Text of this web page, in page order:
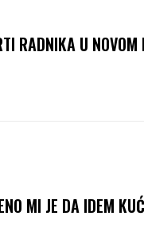
RADNIKA U NOVOM
MI JE DA IDEM